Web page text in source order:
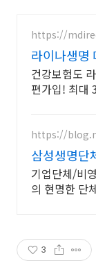
https://
라이나생명
최대 3만원
건강보험도
편가입! 최대
https://
삼성생명단
장보험
기업단체/비
의 현명한 단
3